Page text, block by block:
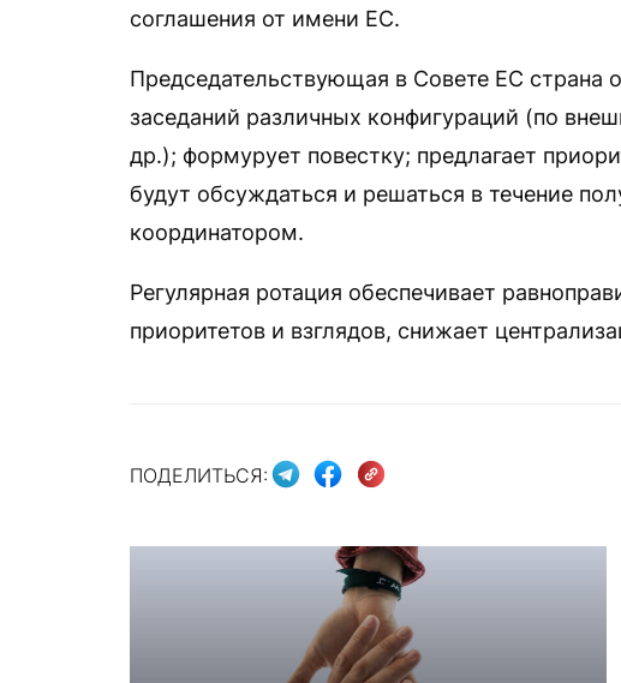
соглашения от имени ЕС.
Председательствующая в Совете ЕС страна
заседаний различных конфигураций (по
др.); формурует повестку; предлагает
будут обсуждаться и решаться в течение
координатором.
Регулярная ротация обеспечивает
приоритетов и взглядов, снижает
ПОДЕЛИТЬСЯ: